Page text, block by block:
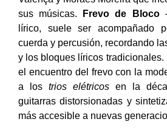
sus músicas.
Frevo de Bloco
lírico, suele ser acompañado
cuerda y percusión, recordando
y los bloques líricos tradicionales.
el encuentro del frevo con la
a los trios elétricos en la
guitarras distorsionadas y
más accesible a nuevas